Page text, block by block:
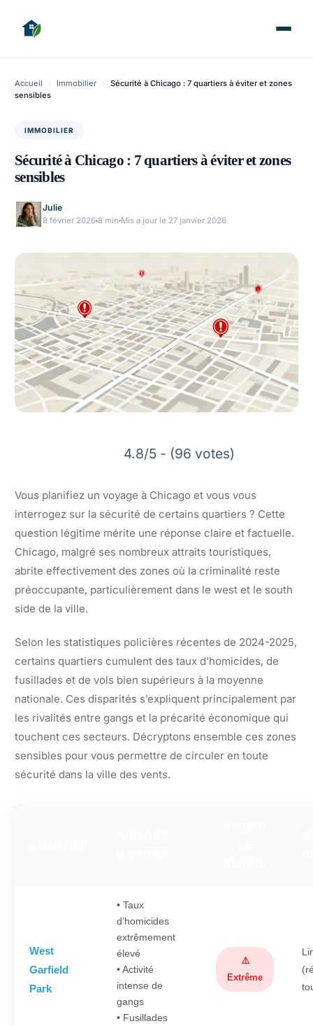
Accueil / Immobilier /
Sécurité à Chicago : 7 quartiers à éviter et zones
sensibles
IMMOBILIER
Sécurité à Chicago : 7 quartiers à éviter et zones
sensibles
Julie
8 février 2026 8 min Mis a jour le 27 janvier 2026
4.8/5 - (96 votes)
Vous planifiez un voyage à Chicago et vous vous
interrogez sur la sécurité de certains quartiers ? Cette
question légitime mérite une réponse claire et factuelle.
Chicago, malgré ses nombreux attraits touristiques,
abrite effectivement des zones où la criminalité reste
préoccupante, particulièrement dans le west et le south
side de la ville.
Selon les statistiques policières récentes de 2024-2025,
certains quartiers cumulent des taux d’homicides, de
fusillades et de vols bien supérieurs à la moyenne
nationale. Ces disparités s’expliquent principalement par
les rivalités entre gangs et la précarité économique qui
touchent ces secteurs. Décryptons ensemble ces zones
sensibles pour vous permettre de circuler en toute
sécurité dans la ville des vents.
West
Garfield
Park
• Taux
d’homicides
extrêmement
élevé
• Activité
intense de
gangs
• Fusillades
⚠️
Extrême